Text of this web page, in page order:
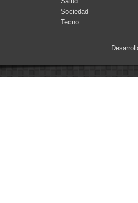
Sociedad
Tecno